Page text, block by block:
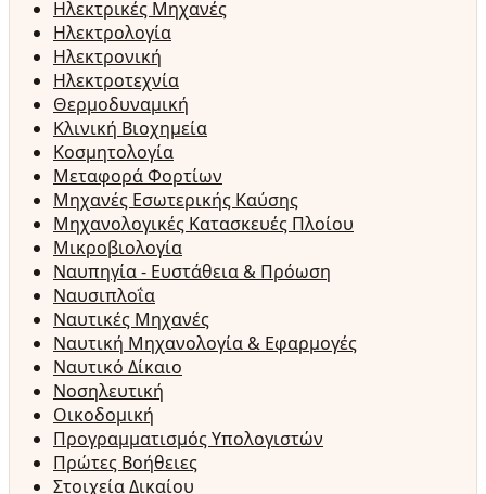
Ηλεκτρικές Μηχανές
Ηλεκτρολογία
Ηλεκτρονική
Ηλεκτροτεχνία
Θερμοδυναμική
Κλινική Βιοχημεία
Κοσμητολογία
Μεταφορά Φορτίων
Μηχανές Εσωτερικής Καύσης
Μηχανολογικές Κατασκευές Πλοίου
Μικροβιολογία
Ναυπηγία - Ευστάθεια & Πρόωση
Ναυσιπλοΐα
Ναυτικές Μηχανές
Ναυτική Μηχανολογία & Εφαρμογές
Ναυτικό Δίκαιο
Νοσηλευτική
Οικοδομική
Προγραμματισμός Υπολογιστών
Πρώτες Βοήθειες
Στοιχεία Δικαίου